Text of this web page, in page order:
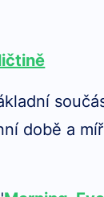
době a